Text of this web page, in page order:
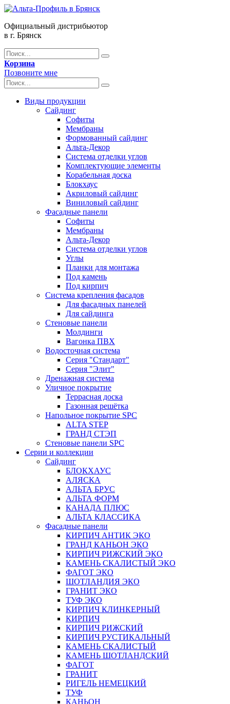
Официальный дистрибьютор
в г. Брянск
Корзина
Позвоните мне
Виды продукции
Сайдинг
Софиты
Мембраны
Формованный сайдинг
Альта-Декор
Система отделки углов
Комплектующие элементы
Корабельная доска
Блокхаус
Акриловый сайдинг
Виниловый сайдинг
Фасадные панели
Софиты
Мембраны
Альта-Декор
Система отделки углов
Углы
Планки для монтажа
Под камень
Под кирпич
Система крепления фасадов
Для фасадных панелей
Для сайдинга
Стеновые панели
Молдинги
Вагонка ПВХ
Водосточная система
Серия "Стандарт"
Серия "Элит"
Дренажная система
Уличное покрытие
Террасная доска
Газонная решётка
Напольное покрытие SPC
ALTA STEP
ГРАНД СТЭП
Стеновые панели SPC
Серии и коллекции
Сайдинг
БЛОКХАУС
АЛЯСКА
АЛЬТА БРУС
АЛЬТА ФОРМ
КАНАДА ПЛЮС
АЛЬТА КЛАССИКА
Фасадные панели
КИРПИЧ АНТИК ЭКО
ГРАНД КАНЬОН ЭКО
КИРПИЧ РИЖСКИЙ ЭКО
КАМЕНЬ СКАЛИСТЫЙ ЭКО
ФАГОТ ЭКО
ШОТЛАНДИЯ ЭКО
ГРАНИТ ЭКО
ТУФ ЭКО
КИРПИЧ КЛИНКЕРНЫЙ
КИРПИЧ
КИРПИЧ РИЖСКИЙ
КИРПИЧ РУСТИКАЛЬНЫЙ
КАМЕНЬ СКАЛИСТЫЙ
КАМЕНЬ ШОТЛАНДСКИЙ
ФАГОТ
ГРАНИТ
РИГЕЛЬ НЕМЕЦКИЙ
ТУФ
КАНЬОН